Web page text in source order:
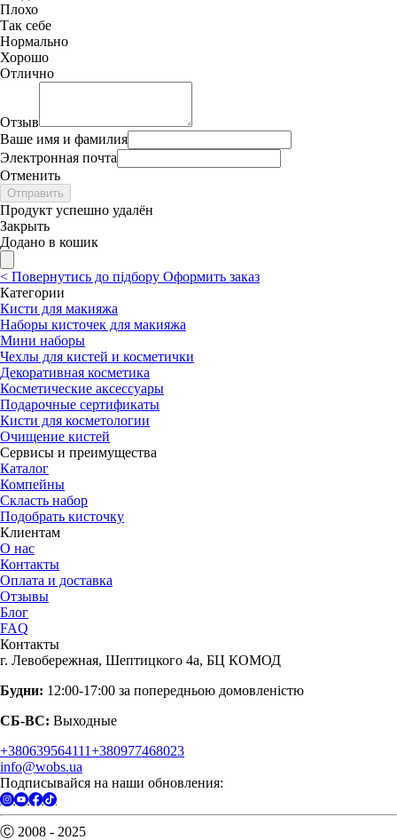
Плохо
Так себе
Нормально
Хорошо
Отлично
Отзыв
Ваше имя и фамилия
Электронная почта
Отменить
Отправить
Продукт успешно удалён
Закрыть
Додано в кошик
< Повернутись до підбору Оформить заказ
Категории
Кисти для макияжа
Наборы кисточек для макияжа
Мини наборы
Чехлы для кистей и косметички
Декоративная косметика
Косметические аксессуары
Подарочные сертификаты
Кисти для косметологии
Очищение кистей
Сервисы и преимущества
Каталог
Компейны
Скласть набор
Подобрать кисточку
Клиентам
О нас
Контакты
Оплата и доставка
Отзывы
Блог
FAQ
Контакты
г. Левобережная, Шептицкого 4а, БЦ КОМОД
Будни: 12:00-17:00 за попередньою домовленістю
СБ-ВС: Выходные
+380639564111+380977468023
info@wobs.ua
Подписывайся на наши обновления:
Ⓒ 2008 - 2025